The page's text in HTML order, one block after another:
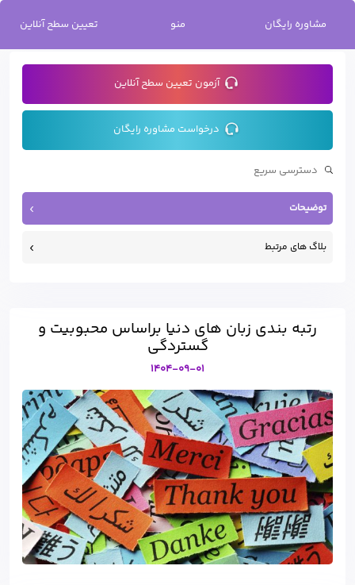
مشاوره رایگان منو تعیین سطح آنلاین / رتبه بندی زبان های دنیا براساس محبوبیت و گستردگی
رتبه بندی زبان های دنیا براساس محبوبیت و
گستردگی
1404-09-01
آزمون تعیین سطح آنلاین
درخواست مشاوره رایگان
توضیحات
بلاگ های مرتبط